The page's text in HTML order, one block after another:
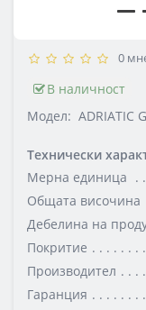
0
В наличност
Модел: ADRIATIC
Технически
Мерна единица
Oбщата височина
Дебелина на
Покритие
Производител
Гаранция